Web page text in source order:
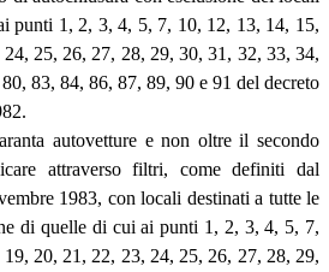
punti 1, 2, 3, 4, 5, 7, 10, 12, 13, 14, 15,
25, 26, 27, 28, 29, 30, 31, 32, 33, 34,
83, 84, 86, 87, 89, 90 e 91 del decreto
autovetture e non oltre il secondo
attraverso filtri, come definiti dal
1983, con locali destinati a tutte le
di quelle di cui ai punti 1, 2, 3, 4, 5, 7,
20, 21, 22, 23, 24, 25, 26, 27, 28, 29,